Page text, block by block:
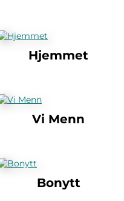
Hjemmet
Vi Menn
Bonytt